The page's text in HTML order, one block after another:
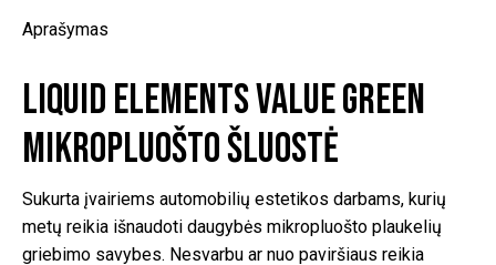
šluostė
Aprašymas
Liquid Elements Value Green
mikropluošto šluostė
Sukurta įvairiems automobilių estetikos darbams, kurių
metų reikia išnaudoti daugybės mikropluošto plaukelių
griebimo savybes. Nesvarbu ar nuo paviršiaus reikia